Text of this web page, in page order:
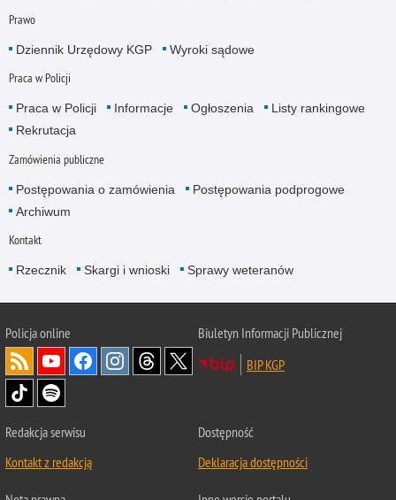
Prawo
Dziennik Urzędowy KGP Wyroki sądowe
Praca w Policji
Praca w Policji Informacje Ogłoszenia
Listy rankingowe
Rekrutacja
Zamówienia publiczne
Postępowania o zamówienia
Postępowania podprogowe
Archiwum
Kontakt
Rzecznik Skargi i wnioski Sprawy weteranów
Policjaonline
Biuletyn Informacji Publicznej
BIP KGP
Redakcja serwisu
Kontakt z redakcją
Dostępność
Deklaracja dostępności